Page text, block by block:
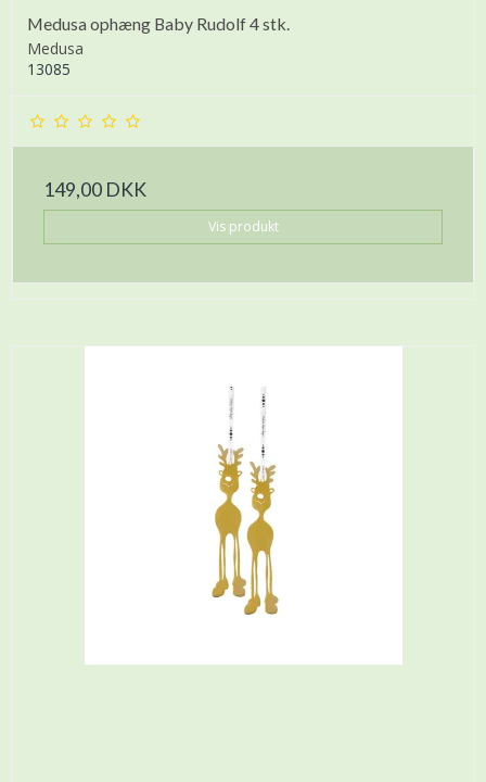
Medusa ophæng Baby Rudolf 4 stk.
Medusa
13085
149,00 DKK
Vis produkt